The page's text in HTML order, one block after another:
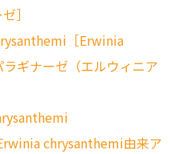
］
［Erwinia
ギナーゼ（エルウィニア
chrysanthemi由来ア